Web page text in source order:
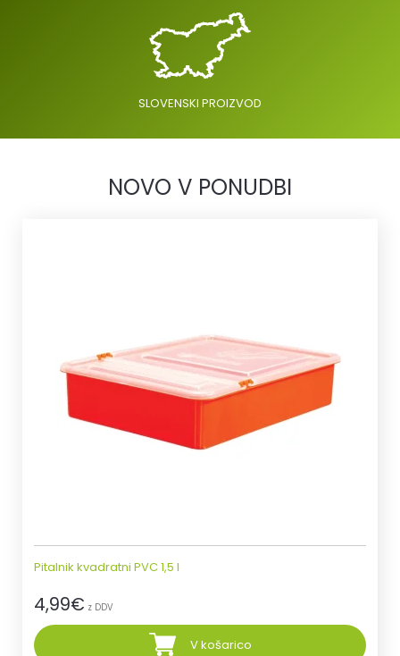
VAREN NAKUP
NOVO V PONUDBI
Pitalnik kvadratni PVC 1,5 l
4,99€ z DDV
V košarico